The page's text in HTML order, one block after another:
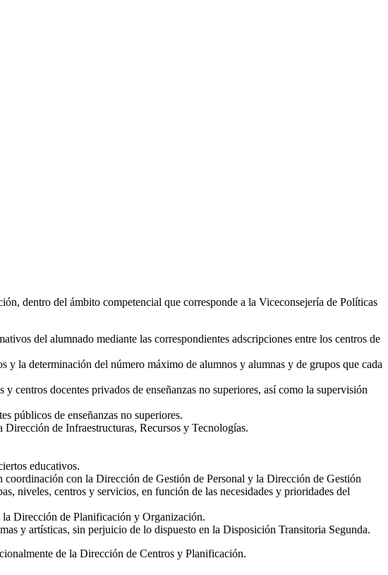
dentro del ámbito competencial que corresponde a la Viceconsejería de Políticas
del alumnado mediante las correspondientes adscripciones entre los centros de
la determinación del número máximo de alumnos y alumnas y de grupos que cada
docentes privados de enseñanzas no superiores, así como la supervisión
públicos de enseñanzas no superiores.
de Infraestructuras, Recursos y Tecnologías.
educativos.
coordinación con la Dirección de Gestión de Personal y la Dirección de Gestión
niveles, centros y servicios, en función de las necesidades y prioridades del
la Dirección de Planificación y Organización.
y artísticas, sin perjuicio de lo dispuesto en la Disposición Transitoria Segunda.
de la Dirección de Centros y Planificación.